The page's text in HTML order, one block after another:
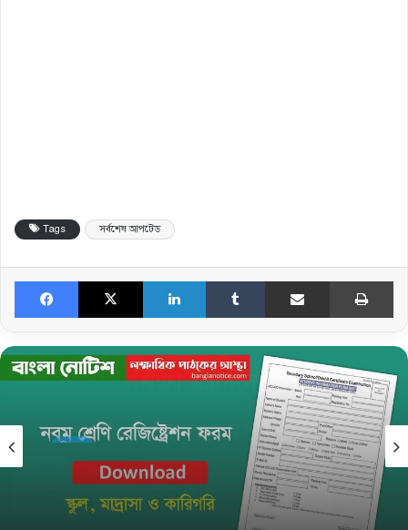
Tags সর্বশেষ আপটেড
Facebook X LinkedIn Tumblr Share via Email
নিউজ
November 5, 2025
নবম শ্রেণি রেজিষ্ট্রেশন তথ্য সংগ্রহের ফরম ও জরুরি
নির্দেশনা